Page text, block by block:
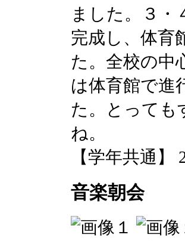
ました。３・
完成し、体育
た。全校の中
は体育館で進
た。とっても
ね。
【学年共通】
音楽朝会